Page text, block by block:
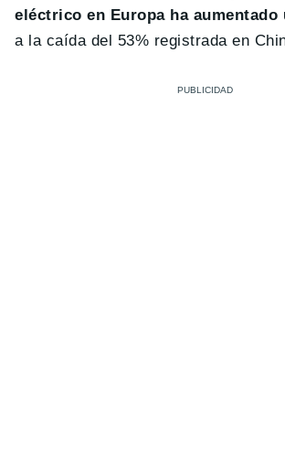
eléctrico en Europa ha aumentado
a la caída del 53% registrada en